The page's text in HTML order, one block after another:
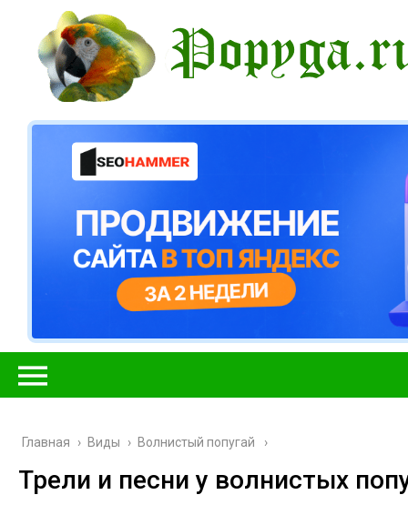
Главная › Виды › Волнистый попугай
Трели и песни у волнистых